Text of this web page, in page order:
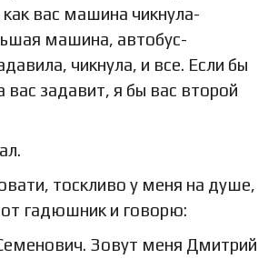
вас машина чикнула-
машина, автобус-
чикнула, и все. Если бы
вас задавит, я бы вас второй
тоскливо у меня на душе,
гадюшник и говорю:
Зовут меня Дмитрий